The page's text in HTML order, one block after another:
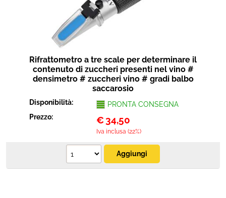
Rifrattometro a tre scale per determinare il
contenuto di zuccheri presenti nel vino #
densimetro # zuccheri vino # gradi balbo
saccarosio
Disponibilità:
PRONTA CONSEGNA
Prezzo:
€ 34,50
Iva inclusa (22%)